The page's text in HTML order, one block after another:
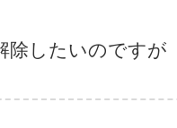
除したいのですが